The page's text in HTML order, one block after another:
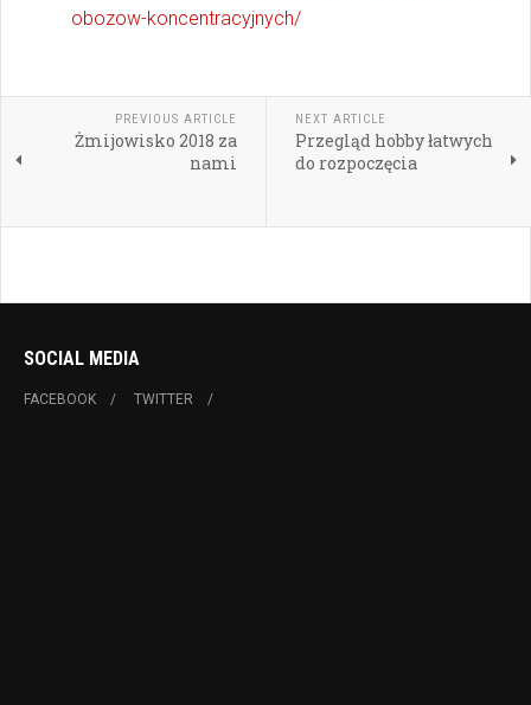
obozow-koncentracyjnych/
PREVIOUS ARTICLE
Żmijowisko 2018 za
nami
NEXT ARTICLE
Przegląd hobby łatwych
do rozpoczęcia
SOCIAL MEDIA
FACEBOOK TWITTER